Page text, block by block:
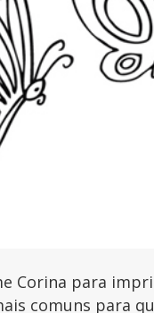
Corina para
comuns para